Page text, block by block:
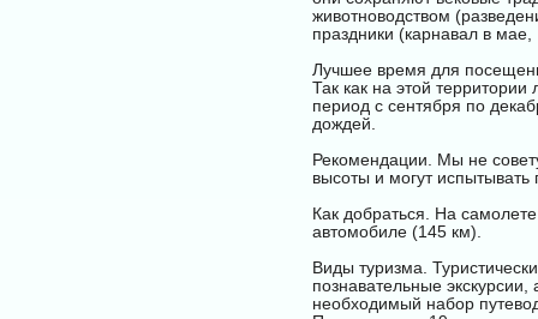
животноводством
праздники (карнавал в
Лучшее время для
Так как на этой
период с сентября по
дождей.
Рекомендации. Мы не
высоты и могут
Как добраться. На
автомобиле (145 км).
Виды туризма.
познавательные экскурсии,
необходимый набор